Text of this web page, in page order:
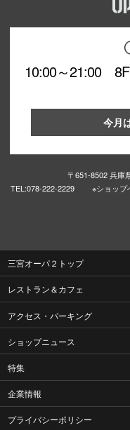
10:00～21:00
今月
〒651-8502 兵庫
TEL:078-222-2229 ※ショップへ
三宮オーパ２トップ
レストラン＆カフェ
アクセス・パーキング
ショップニュース
特集
企業情報
プライバシーポリシー